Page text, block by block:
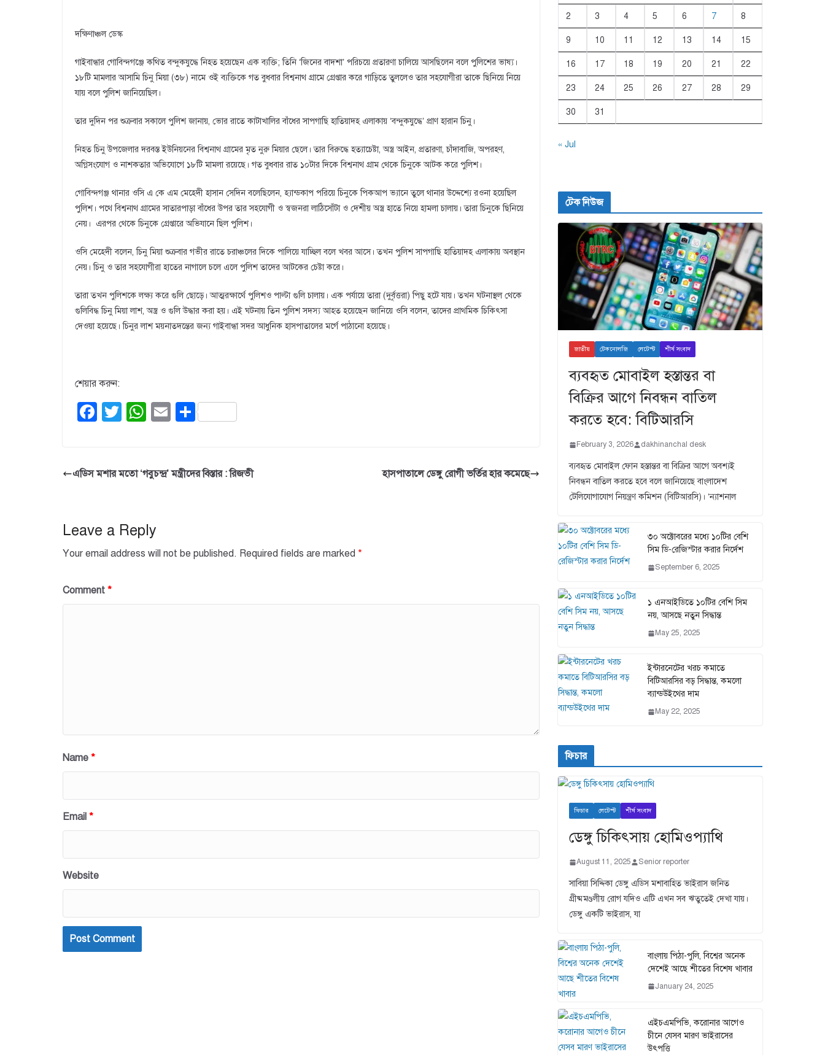
দক্ষিণাঞ্চল ডেস্ক
গাইবান্ধার গোবিন্দগঞ্জে কথিত বন্দুকযুদ্ধে নিহত হয়েছেন এক ব্যক্তি; তিনি ‘জিনের বাদশা’ পরিচয়ে প্রতারণা চালিয়ে আসছিলেন বলে পুলিশের ভাষ্য।
১৮টি মামলার আসামি চিনু মিয়া (৩৮) নামে ওই ব্যক্তিকে গত বুধবার বিশ্বনাথ গ্রামে গ্রেপ্তার করে গাড়িতে তুললেও তার সহযোগীরা তাকে ছিনিয়ে নিয়ে
যায় বলে পুলিশ জানিয়েছিল।
তার দুদিন পর শুক্রবার সকালে পুলিশ জানায়, ভোর রাতে কাটাখালির বাঁধের সাপগাছি হাতিয়াদহ এলাকায় ‘বন্দুকযুদ্ধে’ প্রাণ হারান চিনু।
নিহত চিনু উপজেলার দরবস্ত ইউনিয়নের বিশ্বনাথ গ্রামের মৃত নুরু মিয়ার ছেলে। তার বিরুদ্ধে হত্যাচেষ্টা, অস্ত্র আইন, প্রতারণা, চাঁদাবাজি, অপরহণ,
অগ্নিসংযোগ ও নাশকতার অভিযোগে ১৮টি মামলা রয়েছে। গত বুধবার রাত ১০টার দিকে বিশ্বনাথ গ্রাম থেকে চিনুকে আটক করে পুলিশ।
গোবিন্দগঞ্জ থানার ওসি এ কে এম মেহেদী হাসান সেদিন বলেছিলেন, হ্যান্ডকাপ পরিয়ে চিনুকে পিকআপ ভ্যানে তুলে থানার উদ্দেশ্যে রওনা হয়েছিল
পুলিশ। পথে বিশ্বনাথ গ্রামের সাতারপাড়া বাঁধের উপর তার সহযোগী ও স্বজনরা লাঠিসোঁটা ও দেশীয় অস্ত্র হাতে নিয়ে হামলা চালায়। তারা চিনুকে ছিনিয়ে
নেয়। এরপর থেকে চিনুকে গ্রেপ্তারে অভিযানে ছিল পুলিশ।
ওসি মেহেদী বলেন, চিনু মিয়া শুক্রবার গভীর রাতে চরাঞ্চলের দিকে পালিয়ে যাচ্ছিল বলে খবর আসে। তখন পুলিশ সাপগাছি হাতিয়াদহ এলাকায় অবস্থান
নেয়। চিনু ও তার সহযোগীরা হাতের নাগালে চলে এলে পুলিশ তাদের আটকের চেষ্টা করে।
তারা তখন পুলিশকে লক্ষ্য করে গুলি ছোড়ে। আত্মরক্ষার্থে পুলিশও পাল্টা গুলি চালায়। এক পর্যায়ে তারা (দুর্বৃত্তরা) পিছু হটে যায়। তখন ঘটনাস্থল থেকে
গুলিবিদ্ধ চিনু মিয়া লাশ, অস্ত্র ও গুলি উদ্ধার করা হয়। এই ঘটনায় তিন পুলিশ সদস্য আহত হয়েছেন জানিয়ে ওসি বলেন, তাদের প্রাথমিক চিকিৎসা
দেওয়া হয়েছে। চিনুর লাশ ময়নাতদন্তের জন্য গাইবান্ধা সদর আধুনিক হাসপাতালের মর্গে পাঠানো হয়েছে।
শেয়ার করুন:
F
e
o
k
T
er
W
s
p
E S
e
এডিস মশার মতো ‘গবুচন্দ্র’ মন্ত্রীদের বিস্তার : রিজভী হাসপাতালে ডেঙ্গু রোগী ভর্তির হার কমেছে
Leave a Reply
Your email address will not be published. Required fields are marked *
Comment *
Name *
Email *
Website
2 3 4 5 6 7 8
9 10 11 12 13 14 15
16 17 18 19 20 21 22
23 24 25 26 27 28 29
30 31
« Jul
টেক নিউজ
জাতীয় টেকনোলজি লেটেস্ট শীর্ষ সংবাদ
ব্যবহৃত মোবাইল হস্তান্তর বা
বিক্রির আগে নিবন্ধন বাতিল
করতে হবে: বিটিআরসি
February 3, 2026 dakhinanchal desk
ব্যবহৃত মোবাইল ফোন হস্তান্তর বা বিক্রির আগে অবশ্যই
নিবন্ধন বাতিল করতে হবে বলে জানিয়েছে বাংলাদেশ
টেলিযোগাযোগ নিয়ন্ত্রণ কমিশন (বিটিআরসি)। ‘ন্যাশনাল
৩০ অক্টোবরের মধ্যে ১০টির বেশি
সিম ডি-রেজিস্টার করার নির্দেশ
September 6, 2025
১ এনআইডিতে ১০টির বেশি সিম
নয়, আসছে নতুন সিদ্ধান্ত
May 25, 2025
ইন্টারনেটের খরচ কমাতে
বিটিআরসির বড় সিদ্ধান্ত, কমলো
ব্যান্ডউইথের দাম
May 22, 2025
ফিচার
ফিচার লেটেস্ট শীর্ষ সংবাদ
ডেঙ্গু চিকিৎসায় হোমিওপ্যাথি
August 11, 2025 Senior reporter
সাবিয়া সিদ্দিকা ডেঙ্গু এডিস মশাবাহিত ভাইরাস জনিত
গ্রীষ্মমণ্ডলীয় রোগ যদিও এটি এখন সব ঋতুতেই দেখা যায়।
ডেঙ্গু একটি ভাইরাস, যা
বাংলায় পিঠা-পুলি, বিশ্বের অনেক
দেশেই আছে শীতের বিশেষ খাবার
January 24, 2025
এইচএমপিভি, করোনার আগেও
চীনে যেসব মারণ ভাইরাসের
উৎপত্তি